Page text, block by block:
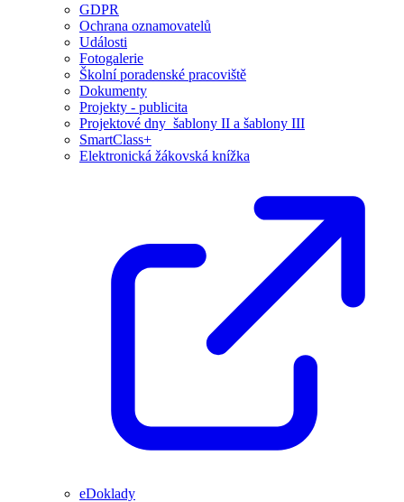
GDPR
Ochrana oznamovatelů
Události
Fotogalerie
Školní poradenské pracoviště
Dokumenty
Projekty - publicita
Projektové dny_šablony II a šablony III
SmartClass+
Elektronická žákovská knížka
eDoklady